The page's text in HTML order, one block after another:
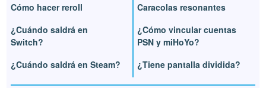
Cómo hacer reroll
¿Cuándo saldrá en
Switch?
¿Cuándo saldrá en Steam?
Caracolas resonantes
¿Cómo vincular cuentas
PSN y miHoYo?
¿Tiene pantalla dividida?